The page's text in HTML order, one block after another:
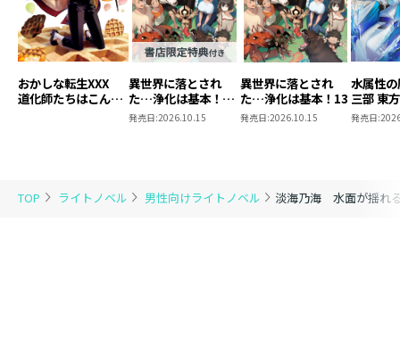
TOP ライトノベル 男性向けライトノベル 淡海乃海 水面が揺れ
おかしな転生XXX
道化師たちはこんが
異世界に落とされ
た…浄化は基本！
13【ピッコマ限定
SS付き】
発売日:2026.10.15
異世界に落とされ
た…浄化は基本！13
発売日:2026.10.15
水属性
三部 東
発売日: